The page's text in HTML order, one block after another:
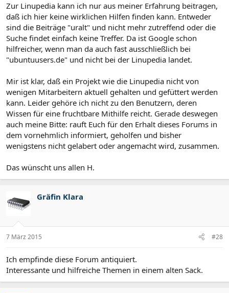
Zur Linupedia kann ich nur aus meiner Erfahrung beitragen,
daß ich hier keine wirklichen Hilfen finden kann. Entweder
sind die Beiträge "uralt" und nicht mehr zutreffend oder die
Suche findet einfach keine Treffer. Da ist Google schon
hilfreicher, wenn man da auch fast ausschließlich bei
"ubuntuusers.de" und nicht bei der Linupedia landet.
Mir ist klar, daß ein Projekt wie die Linupedia nicht von
wenigen Mitarbeitern aktuell gehalten und gefüttert werden
kann. Leider gehöre ich nicht zu den Benutzern, deren
Wissen für eine fruchtbare Mithilfe reicht. Gerade deswegen
auch meine Bitte: rauft Euch für den Erhalt dieses Forums in
dem vornehmlich informiert, geholfen und bisher
wenigstens nicht gelabert oder angemacht wird, zusammen.
Das wünscht uns allen H.
Gräfin Klara
7 März 2015 #28
Ich empfinde diese Forum antiquiert.
Interessante und hilfreiche Themen in einem alten Sack.